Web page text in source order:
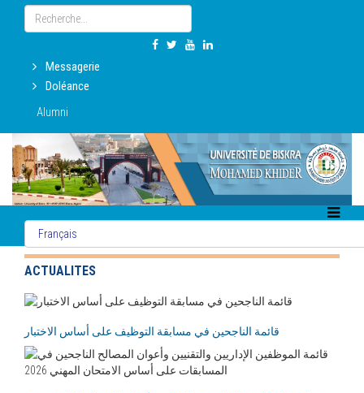
Messagerie
Doléance
Alumni
ACTUALITES
قائمة الناجحين في مسابقة التوظيف على أساس الاختبار